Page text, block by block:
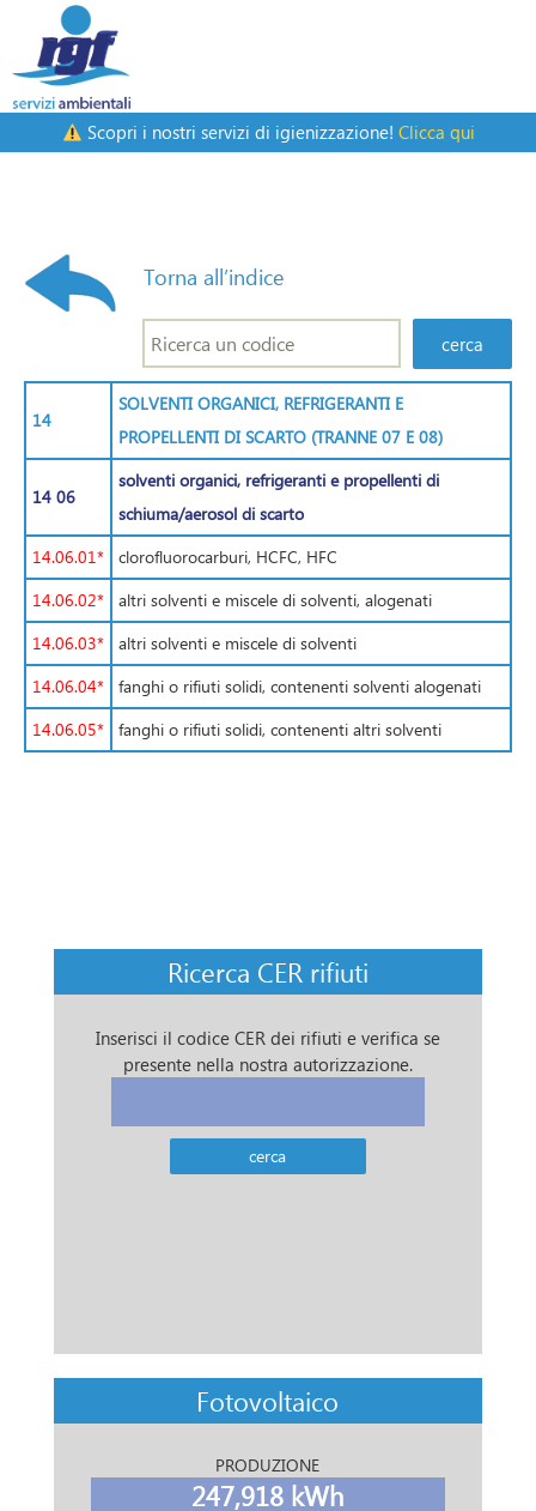
Scopri i nostri servizi di igienizzazione! Clicca qui
Torna all’indice
14
SOLVENTI ORGANICI, REFRIGERANTI E
PROPELLENTI DI SCARTO (TRANNE 07 E 08)
14 06
solventi organici, refrigeranti e propellenti di
schiuma/aerosol di scarto
14.06.01*
clorofluorocarburi, HCFC, HFC
14.06.02*
altri solventi e miscele di solventi, alogenati
14.06.03*
altri solventi e miscele di solventi
14.06.04*
fanghi o rifiuti solidi, contenenti solventi alogenati
14.06.05*
fanghi o rifiuti solidi, contenenti altri solventi
Ricerca CER rifiuti
Inserisci il codice CER dei rifiuti e verifica se
presente nella nostra autorizzazione.
Fotovoltaico
PRODUZIONE
247,918 kWh